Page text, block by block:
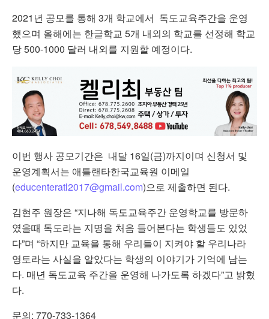
2021년 공모를 통해 3개 학교에서 독도교육주간을 운영
했으며 올해에는 한글학교 5개 내외의 학교를 선정해 학교
당 500-1000 달러 내외를 지원할 예정이다.
이번 행사 공모기간은 내달 16일(금)까지이며 신청서 및
운영계획서는 애틀랜타한국교육원 이메일
(educenteratl2017@gmail.com)으로 제출하면 된다.
김현주 원장은 “지나해 독도교육주간 운영학교를 방문하
였을때 독도라는 지명을 처음 들어본다는 학생들도 있었
다”며 “하지만 교육을 통해 우리들이 지켜야 할 우리나라
영토라는 사실을 알았다는 학생의 이야기가 기억에 남는
다. 매년 독도교육 주간을 운영해 나가도록 하겠다”고 밝혔
다.
문의: 770-733-1364